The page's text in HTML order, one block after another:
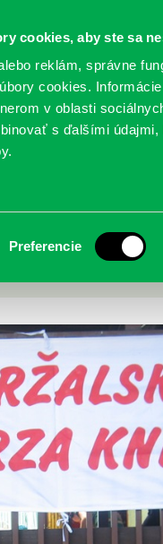
cookies, aby ste sa
reklám, správne
cookies.
v oblasti
s ďalšími
Preferencie
SLUŽBY
burza